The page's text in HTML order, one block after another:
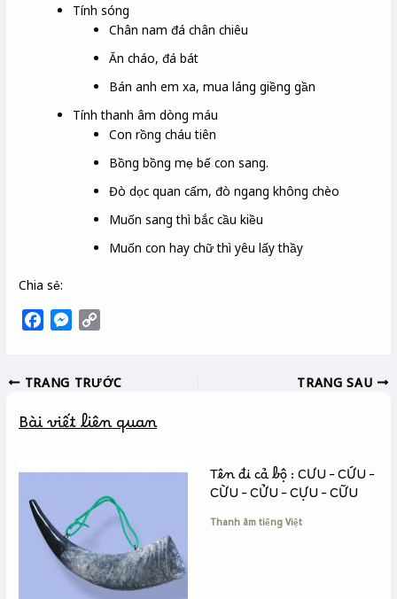
Tính sóng
Chân nam đá chân chiêu
Ăn cháo, đá bát
Bán anh em xa, mua láng giềng gần
Tính thanh âm dòng máu
Con rồng cháu tiên
Bồng bồng mẹ bế con sang.
Đò dọc quan cấm, đò ngang không chèo
Muốn sang thì bắc cầu kiều
Muốn con hay chữ thì yêu lấy thầy
Chia sẻ:
e
o
k
M
s
n
e
y
i
k
TRANG TRƯỚC TRANG SAU
Bài viết liên quan
Tên đi cả bộ : CƯU – CỨU –
CỪU – CỬU – CỰU – CỮU
Thanh âm tiếng Việt